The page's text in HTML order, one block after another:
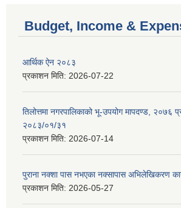
Budget, Income &
आर्थिक ऐन २०८३
प्रकाशन मिति: 2026-07-22
तिलोत्तमा नगरपालिकाको भू-उपयोग मापदण्ड, २०७६
२०८३/०१/३१
प्रकाशन मिति: 2026-07-14
पुराना नक्शा पास नभएका नक्सापास अभिलेखिकरण
प्रकाशन मिति: 2026-05-27